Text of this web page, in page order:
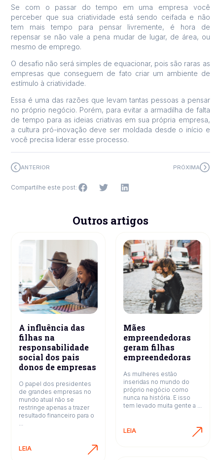
Se com o passar do tempo em uma empresa você
perceber que sua criatividade está sendo ceifada e não
tem mais tempo para pensar livremente, é hora de
repensar se não vale a pena mudar de lugar, de área, ou
mesmo de emprego.
O desafio não será simples de equacionar, pois são raras as
empresas que conseguem de fato criar um ambiente de
estímulo à criatividade.
Essa é uma das razões que levam tantas pessoas a pensar
no próprio negócio. Porém, para evitar a armadilha de falta
de tempo para as ideias criativas em sua própria empresa,
a cultura pró-inovação deve ser moldada desde o início e
você precisa liderar esse processo.
ANTERIOR PRÓXIMA
Compartilhe este post:
Outros artigos
A influência das
filhas na
responsabilidade
social dos pais
donos de empresas
O papel dos presidentes
de grandes empresas no
mundo atual não se
restringe apenas a trazer
resultado financeiro para o
...
LEIA
Mães
empreendedoras
geram filhas
empreendedoras
As mulheres estão
inseridas no mundo do
próprio negócio como
nunca na história. E isso
tem levado muita gente a ...
LEIA